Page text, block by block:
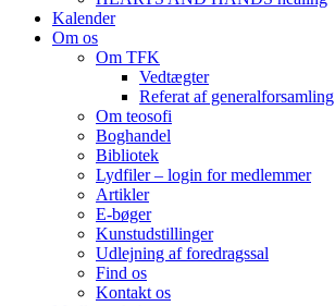
Kalender
Om os
Om TFK
Vedtægter
Referat af generalforsamling
Om teosofi
Boghandel
Bibliotek
Lydfiler – login for medlemmer
Artikler
E-bøger
Kunstudstillinger
Udlejning af foredragssal
Find os
Kontakt os